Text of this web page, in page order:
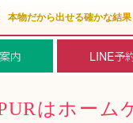
はホーム
内 LINE予